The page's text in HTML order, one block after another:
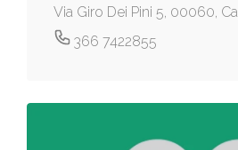
Via Giro Dei Pini 5, 00060,
366 7422855